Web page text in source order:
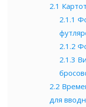
2.1
2.1.1
2.1.2
2.1.3
2.2
для